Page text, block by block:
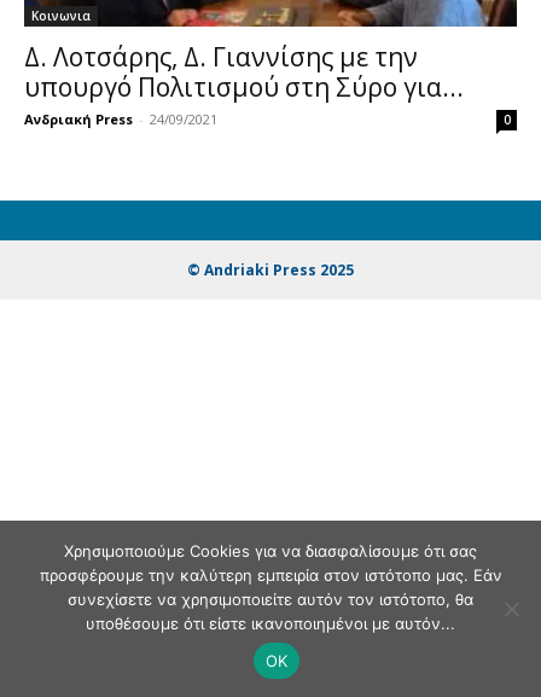
Κοινωνια
Δ. Λοτσάρης, Δ. Γιαννίσης με την
υπουργό Πολιτισμού στη Σύρο για...
Ανδριακή Press - 24/09/2021 0
© Andriaki Press 2025
Χρησιμοποιούμε Cookies για να διασφαλίσουμε ότι σας
προσφέρουμε την καλύτερη εμπειρία στον ιστότοπο μας. Εάν
συνεχίσετε να χρησιμοποιείτε αυτόν τον ιστότοπο, θα
υποθέσουμε ότι είστε ικανοποιημένοι με αυτόν...
OK